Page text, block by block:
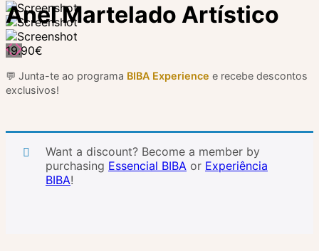
Anel Martelado Artístico
19.90€
💬 Junta-te ao programa BIBA Experience e recebe descontos
exclusivos!
Want a discount? Become a member by
purchasing Essencial BIBA or Experiência
BIBA!